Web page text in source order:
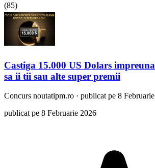
(85)
Castiga 15.000 US Dolars
sa ii tii sau alte super premii
Concurs noutatipm.ro · publicat pe 8
publicat pe 8 Februarie 2026